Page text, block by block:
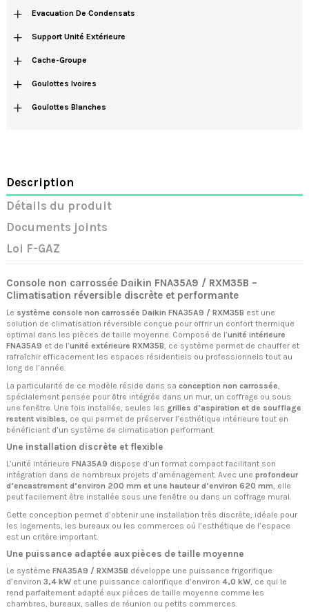
+ Evacuation De Condensats
+ Support Unité Extérieure
+ Cache-Groupe
+ Goulottes Ivoires
+ Goulottes Blanches
Description
Détails du produit
Documents joints
Loi F-GAZ
Console non carrossée Daikin FNA35A9 / RXM35B –
Climatisation réversible discrète et performante
Le système console non carrossée Daikin FNA35A9 / RXM35B est une
solution de climatisation réversible conçue pour offrir un confort thermique
optimal dans les pièces de taille moyenne. Composé de l’unité intérieure
FNA35A9 et de l’unité extérieure RXM35B, ce système permet de chauffer et
rafraîchir efficacement les espaces résidentiels ou professionnels tout au
long de l’année.
La particularité de ce modèle réside dans sa conception non carrossée
spécialement pensée pour être intégrée dans un mur, un coffrage ou sous
une fenêtre. Une fois installée, seules les grilles d’aspiration et de soufflage
restent visibles , ce qui permet de préserver l’esthétique intérieure tout en
bénéficiant d’un système de climatisation performant.
Une installation discrète et flexible
L’unité intérieure FNA35A9 dispose d’un format compact facilitant son
intégration dans de nombreux projets d’aménagement. Avec une profondeur
d’encastrement d’environ 200 mm et une hauteur d’environ 620 mm, elle
peut facilement être installée sous une fenêtre ou dans un coffrage mural.
Cette conception permet d’obtenir une installation très discrète, idéale pour
les logements, les bureaux ou les commerces où l’esthétique de l’espace
est un critère important.
Une puissance adaptée aux pièces de taille moyenne
Le système FNA35A9 / RXM35B développe une puissance frigorifique
d’environ 3,4 kW et une puissance calorifique d’environ 4,0 kW, ce qui le
rend parfaitement adapté aux pièces de taille moyenne comme les
chambres, bureaux, salles de réunion ou petits commerces.